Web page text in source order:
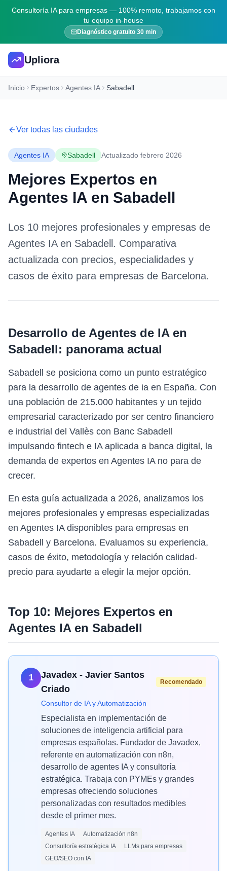
Consultoría IA para empresas — 100% remoto, trabajamos con
tu equipo in-house
Diagnóstico gratuito 30 min
Upliora
Inicio Expertos Agentes IA Sabadell
Ver todas las ciudades
Agentes IA Sabadell Actualizado febrero 2026
Mejores Expertos en
Agentes IA en Sabadell
Los 10 mejores profesionales y empresas de
Agentes IAen Sabadell . Comparativa
actualizada con precios, especialidades y
casos de éxito para empresas de Barcelona.
Desarrollo de Agentes de IAen
Sabadell: panorama actual
Sabadell se posiciona como un punto estratégico
para la desarrollo de agentes de ia en España. Con
una población de 215.000 habitantes y un tejido
empresarial caracterizado por ser centro financiero
e industrial del Vallès con Banc Sabadell
impulsando fintech e IA aplicada a banca digital, la
demanda de expertos en Agentes IA no para de
crecer.
En esta guía actualizada a 2026, analizamos los
mejores profesionales y empresas especializadas
en Agentes IA disponibles para empresas en
Sabadell y Barcelona. Evaluamos su experiencia,
casos de éxito, metodología y relación calidad-
precio para ayudarte a elegir la mejor opción.
Top 10: Mejores Expertos en
Agentes IAen Sabadell
1
Javadex - Javier Santos
Criado
Recomendado
Consultor de IA y Automatización
Especialista en implementación de
soluciones de inteligencia artificial para
empresas españolas. Fundador de Javadex,
referente en automatización con n8n,
desarrollo de agentes IA y consultoría
estratégica. Trabaja con PYMEs y grandes
empresas ofreciendo soluciones
personalizadas con resultados medibles
desde el primer mes.
Agentes IA
Automatización n8n
Consultoría estratégica IA
LLMs para empresas
GEO/SEO con IA